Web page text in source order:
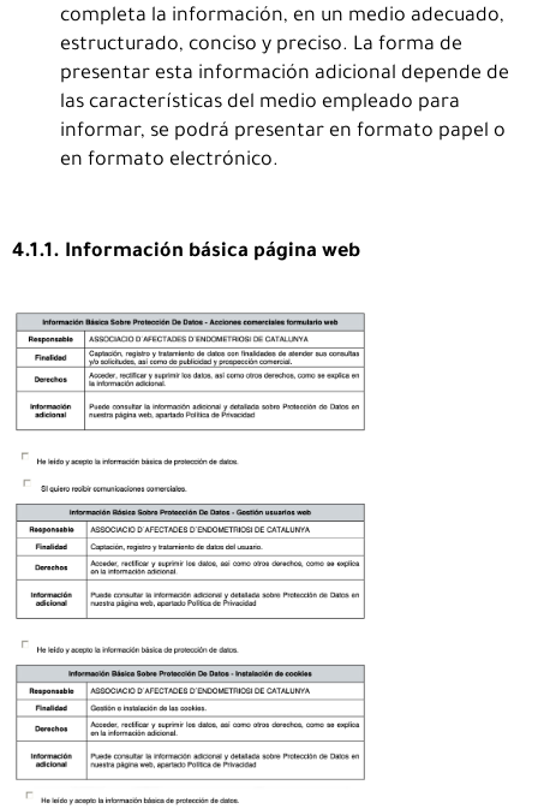
completa la información, en un medio adecuado,
estructurado, conciso y preciso. La forma de
presentar esta información adicional depende de
las características del medio empleado para
informar, se podrá presentar en formato papel o
en formato electrónico.
4.1.1. Información básica página web